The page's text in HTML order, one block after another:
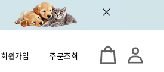
회원가입 주문조회